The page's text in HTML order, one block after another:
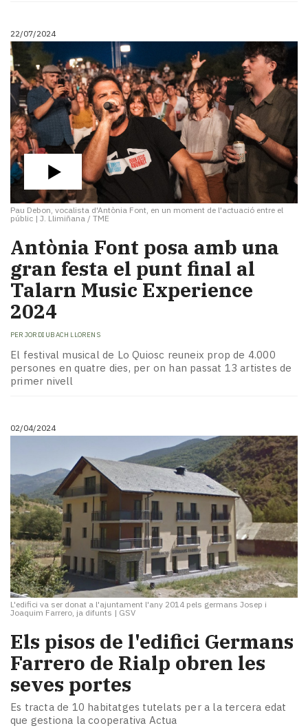
22/07/2024
Pau Debon, vocalista d'Antònia Font, en un moment de l'actuació entre el
públic | J. Llimiñana / TME
Antònia Font posa amb una
gran festa el punt final al
Talarn Music Experience
2024
PER JORDI UBACH LLORENS
El festival musical de Lo Quiosc reuneix prop de 4.000
persones en quatre dies, per on han passat 13 artistes de
primer nivell
02/04/2024
L'edifici va ser donat a l'ajuntament l'any 2014 pels germans Josep i
Joaquim Farrero, ja difunts | GSV
Els pisos de l'edifici Germans
Farrero de Rialp obren les
seves portes
Es tracta de 10 habitatges tutelats per a la tercera edat
que gestiona la cooperativa Actua